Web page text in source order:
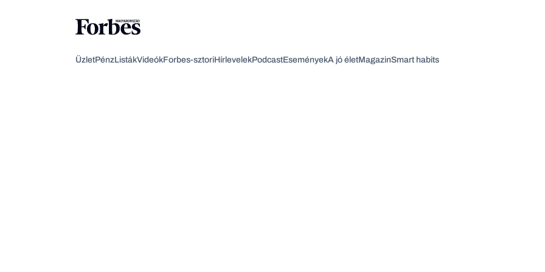
ÜzletPénzListákVideókForbes-sztoriHírlevelekPodcastEseményekA jó életMagazinSmart habits